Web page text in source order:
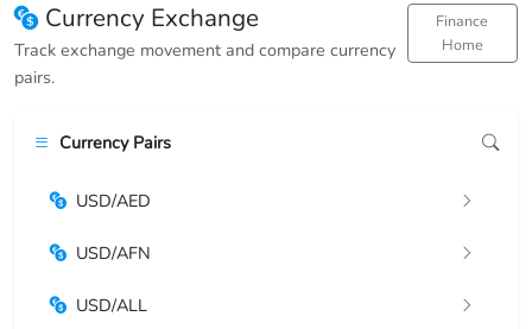
Currency Exchange
Track exchange movement and compare currency
pairs.
Finance
Home
Currency Pairs
USD/AED
USD/AFN
USD/ALL